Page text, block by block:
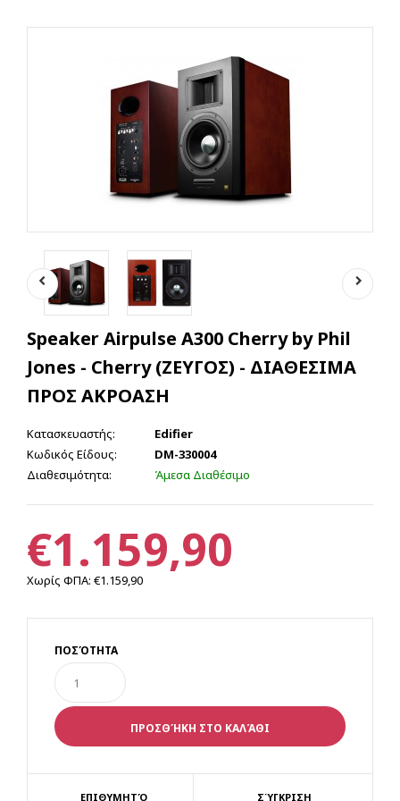
Speaker Airpulse A300 Cherry by Phil
Jones - Cherry (ΖΕΥΓΟΣ) - ΔΙΑΘΕΣΙΜΑ
ΠΡΟΣ ΑΚΡΟΑΣΗ
Κατασκευαστής:
Edifier
Κωδικός Είδους:
DM-330004
Διαθεσιμότητα:
Άμεσα Διαθέσιμο
€1.159,90
Χωρίς ΦΠΑ: €1.159,90
ΠΟΣΌΤΗΤΑ
ΕΠΙΘΥΜΗΤΌ ΣΎΓΚΡΙΣΗ